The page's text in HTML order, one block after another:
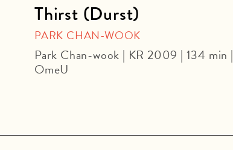
Thirst (Durst)
PARK CHAN-WOOK
Park Chan-wook | KR 2009 | 134 min |
OmeU